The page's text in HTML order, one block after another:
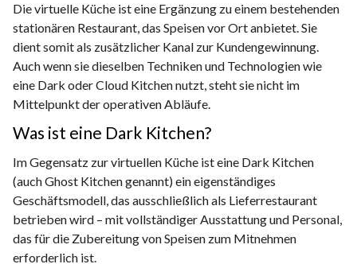
Die virtuelle Küche ist eine Ergänzung zu einem bestehenden
stationären Restaurant, das Speisen vor Ort anbietet. Sie
dient somit als zusätzlicher Kanal zur Kundengewinnung.
Auch wenn sie dieselben Techniken und Technologien wie
eine Dark oder Cloud Kitchen nutzt, steht sie nicht im
Mittelpunkt der operativen Abläufe.
Was ist eine Dark Kitchen?
Im Gegensatz zur virtuellen Küche ist eine Dark Kitchen
(auch Ghost Kitchen genannt) ein eigenständiges
Geschäftsmodell, das ausschließlich als Lieferrestaurant
betrieben wird – mit vollständiger Ausstattung und Personal,
das für die Zubereitung von Speisen zum Mitnehmen
erforderlich ist.